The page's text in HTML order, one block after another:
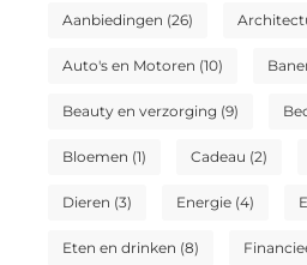
Aanbiedingen (26)
Auto's en Motoren (10)
Beauty en verzorging (9)
Bloemen (1) Cadeau (2)
Dieren (3) Energie(4)
Eten en drinken (8)